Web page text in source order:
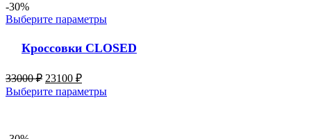
-30%
Выберите параметры
Кроссовки CLOSED
33000₽ 23100 ₽
Выберите параметры